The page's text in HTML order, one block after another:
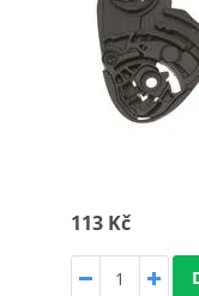
113 Kč